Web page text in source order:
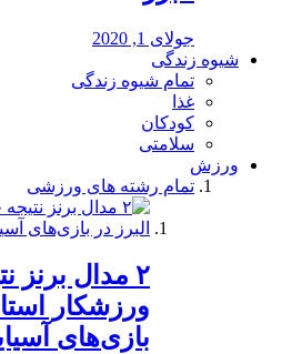
جولای 1, 2020
شیوه زندگی
تمام شیوه زندگی
غذا
کودکان
سلامتی
ورزش
تمام رشته های ورزشی
ورزشکار
بازی‌های